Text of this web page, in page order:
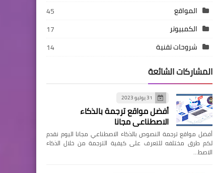
المواقع
45
الكمبيوتر
17
شروحات تقنية
14
المشاركات الشائعة
31 يوليو 2023
أفضل مواقع ترجمة بالذكاء
الاصطناعي مجانا
أفضل مواقع ترجمة النصوص بالذكاء الاصطناعي مجانا اليوم نقدم
لكم طرق مختلفه للتعرف على كيفية الترجمة من خلال الذكاء
الاصط…